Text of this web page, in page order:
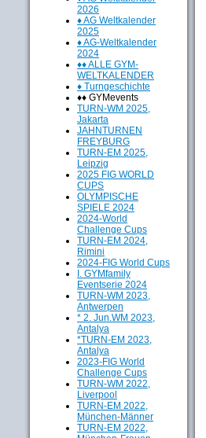
2026
♦ AG Weltkalender
2025
♦ AG-Weltkalender
2024
♦♦ ALLE GYM-
WELTKALENDER
♦ Turngeschichte
♦♦ GYMevents
TURN-WM 2025,
Jakarta
JAHNTURNEN
FREYBURG
TURN-EM 2025,
Leipzig
2025 FIG WORLD
CUPS
OLYMPISCHE
SPIELE 2024
2024-World
Challenge Cups
TURN-EM 2024,
Rimini
2024-FIG World Cups
I. GYMfamily
Eventserie 2024
TURN-WM 2023,
Antwerpen
* 2. Jun.WM 2023,
Antalya
*TURN-EM 2023,
Antalya
2023-FIG World
Challenge Cups
TURN-WM 2022,
Liverpool
TURN-EM 2022,
München-Männer
TURN-EM 2022,